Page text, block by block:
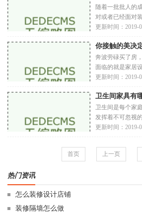
年龄段的孩子对
随着一批批人的
对或者已经面对
是真的会装修吗
流绿色而搭配在
一门学问和技术
更新时间：2019-
你接触的美决
奔波劳碌买了房
面临的就是家居
一栋楼，虽然外
个人接触到的事
的。家居设计有
清
更新时间：2019-
卫生间家具有
卫生间是每个家
发挥着不可忽视
的三个紧迫问题
一定不知道浴室
放。然后，下面
更新时间：2019-
首页 上一页
热门资讯
怎么装修设计店铺
装修隔墙怎么做